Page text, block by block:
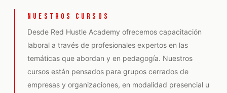
NUESTROS CURSOS
Desde Red Hustle Academy ofrecemos capacitación
laboral a través de profesionales expertos en las
temáticas que abordan y en pedagogía. Nuestros
cursos están pensados para grupos cerrados de
empresas y organizaciones, en modalidad presencial u